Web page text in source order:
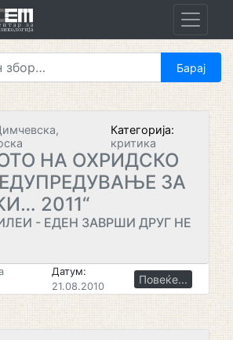
Категорија:
критика
НА ОХРИДСКО
ЗА
2011“
- ЕДЕН ЗАВРШИ ДРУГ НЕ
Датум:
21.08.2010
Повеќе...